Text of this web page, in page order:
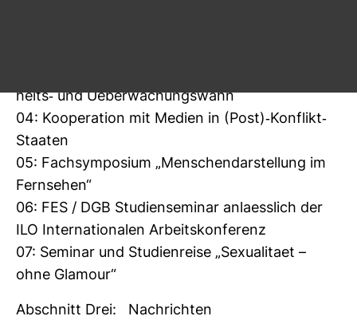
heits-​ und Ueber­wa­chungs­wahn
04: Koope­ra­tion mit Medien in (Post)-​Kon­flikt-​
Staaten
05: Fach­sym­po­sium „Men­schen­dar­stel­lung im
Fern­sehen“
06: FES / DGB Stu­di­en­se­minar anla­ess­lich der
ILO Inter­na­tio­nalen Arbeits­kon­fe­renz
07: Seminar und Stu­di­en­reise „Sexua­li­taet –
ohne Gla­mour“
Abschnitt Drei: Nach­richten